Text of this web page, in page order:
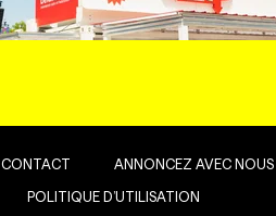
CONTACT ANNONCEZ AVEC NOUS
POLITIQUE D’UTILISATION